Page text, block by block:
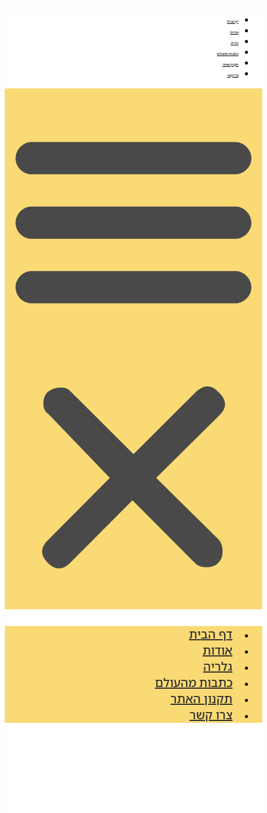
לתוכן
דף הבית
אודות
גלריה
כתבות מהעולם
תקנון האתר
צרו קשר
דף הבית
אודות
גלריה
כתבות מהעולם
תקנון האתר
צרו קשר